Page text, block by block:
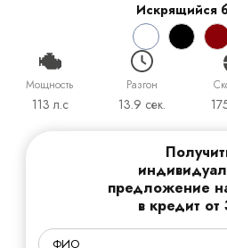
Мощность
113 л.с
Разгон
13.9 сек.
Искрящийся
предложение
в кредит от